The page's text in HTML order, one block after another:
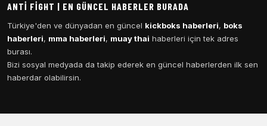
ANTI FIGHT | EN GÜNCEL HABERLER BURADA
Türkiye'den ve dünyadan en güncel kickboks haberleri, boks
haberleri, mma haberleri, muay thai haberleri için tek adres
burası.
Bizi sosyal medyada da takip ederek en güncel haberlerden ilk sen
haberdar olabilirsin.